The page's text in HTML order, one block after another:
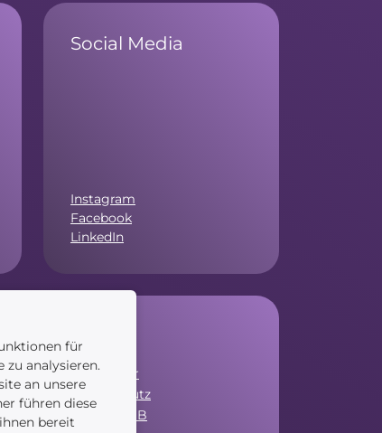
Social Media
Instagram
Facebook
LinkedIn
Newsletter
Datenschutz
Unsere AGB
für
zu analysieren.
an unsere
führen diese
bereit